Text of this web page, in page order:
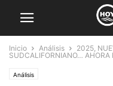
Inicio Análisis
2025,
SUDCALIFORNIANO… AHORA
Análisis